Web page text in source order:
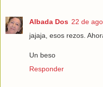
Albada Dos 22 de
jajaja, esos rezos.
Un beso
Responder